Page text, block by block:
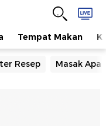
Tempat Makan
Resep Masak Apa